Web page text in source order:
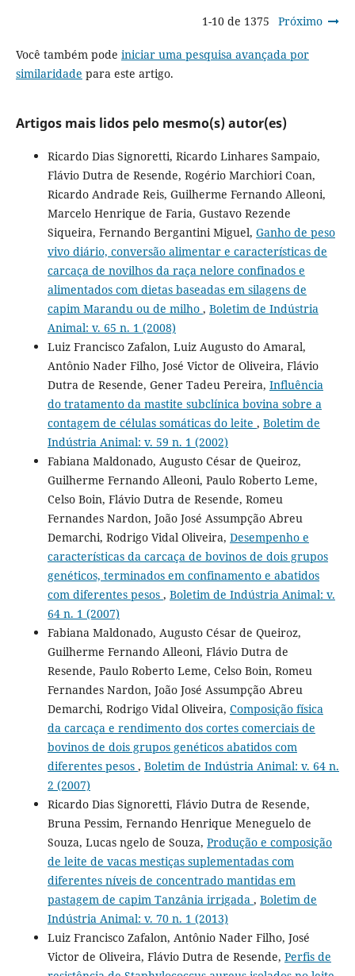
1-10 de 1375 Próximo
Você também pode iniciar uma pesquisa avançada por
similaridade para este artigo.
Artigos mais lidos pelo mesmo(s) autor(es)
Ricardo Dias Signoretti, Ricardo Linhares Sampaio,
Flávio Dutra de Resende, Rogério Marchiori Coan,
Ricardo Andrade Reis, Guilherme Fernando Alleoni,
Marcelo Henrique de Faria, Gustavo Rezende
Siqueira, Fernando Bergantini Miguel, Ganho de peso
vivo diário, conversão alimentar e características de
carcaça de novilhos da raça nelore confinados e
alimentados com dietas baseadas em silagens de
capim Marandu ou de milho , Boletim de Indústria
Animal: v. 65 n. 1 (2008)
Luiz Francisco Zafalon, Luiz Augusto do Amaral,
Antônio Nader Filho, José Victor de Oliveira, Flávio
Dutra de Resende, Gener Tadeu Pereira, Influência
do tratamento da mastite subclínica bovina sobre a
contagem de células somáticas do leite , Boletim de
Indústria Animal: v. 59 n. 1 (2002)
Fabiana Maldonado, Augusto César de Queiroz,
Guilherme Fernando Alleoni, Paulo Roberto Leme,
Celso Boin, Flávio Dutra de Resende, Romeu
Fernandes Nardon, João José Assumpção Abreu
Demarchi, Rodrigo Vidal Oliveira, Desempenho e
características da carcaça de bovinos de dois grupos
genéticos, terminados em confinamento e abatidos
com diferentes pesos , Boletim de Indústria Animal: v.
64 n. 1 (2007)
Fabiana Maldonado, Augusto César de Queiroz,
Guilherme Fernando Alleoni, Flávio Dutra de
Resende, Paulo Roberto Leme, Celso Boin, Romeu
Fernandes Nardon, João José Assumpção Abreu
Demarchi, Rodrigo Vidal Oliveira, Composição física
da carcaça e rendimento dos cortes comerciais de
bovinos de dois grupos genéticos abatidos com
diferentes pesos , Boletim de Indústria Animal: v. 64 n.
2 (2007)
Ricardo Dias Signoretti, Flávio Dutra de Resende,
Bruna Pessim, Fernando Henrique Meneguelo de
Souza, Lucas ngelo de Souza, Produção e composição
de leite de vacas mestiças suplementadas com
diferentes níveis de concentrado mantidas em
pastagem de capim Tanzânia irrigada , Boletim de
Indústria Animal: v. 70 n. 1 (2013)
Luiz Francisco Zafalon, Antônio Nader Filho, José
Victor de Oliveira, Flávio Dutra de Resende, Perfis de